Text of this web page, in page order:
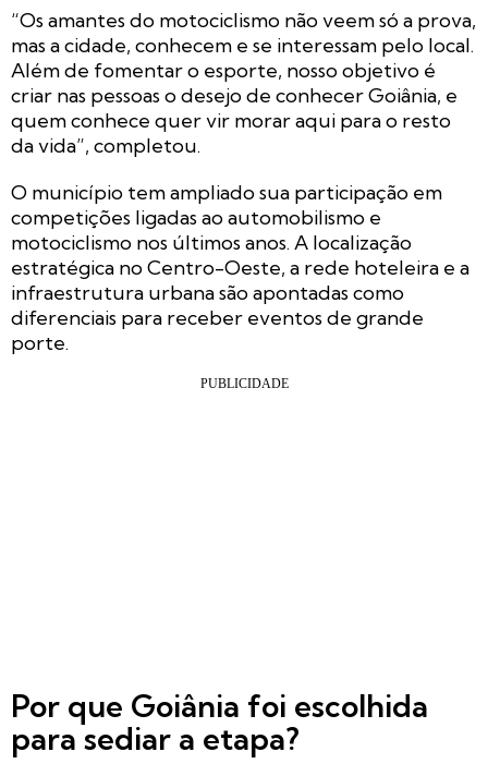
“Os amantes do motociclismo não veem só a prova,
mas a cidade, conhecem e se interessam pelo local.
Além de fomentar o esporte, nosso objetivo é
criar nas pessoas o desejo de conhecer Goiânia, e
quem conhece quer vir morar aqui para o resto
da vida”, completou.
O município tem ampliado sua participação em
competições ligadas ao automobilismo e
motociclismo nos últimos anos. A localização
estratégica no Centro-Oeste, a rede hoteleira e a
infraestrutura urbana são apontadas como
diferenciais para receber eventos de grande
porte.
Por que Goiânia foi escolhida
para sediar a etapa?